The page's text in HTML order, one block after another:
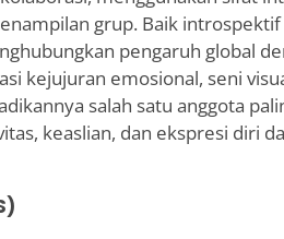
grup. Baik
pengaruh global
kejujuran emosional, seni
salah satu anggota
keaslian, dan ekspresi diri